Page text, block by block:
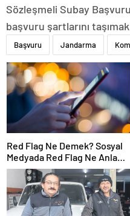
Sözleşmeli Subay
başvuru şartlarını taşımak.
Başvuru Jandarma
Red Flag Ne Demek? Sosyal
Medyada Red Flag Ne Anlama
Gelir?